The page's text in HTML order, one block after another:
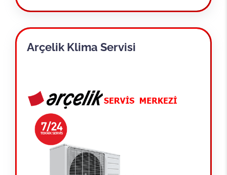
Arçelik Klima Servisi